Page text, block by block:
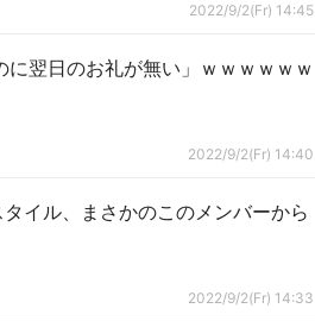
2022/9/2(Fr) 14:45
に翌日のお礼が無い」ｗｗｗｗｗｗ
2022/9/2(Fr) 14:40
イル、まさかのこのメンバーから
2022/9/2(Fr) 14:33